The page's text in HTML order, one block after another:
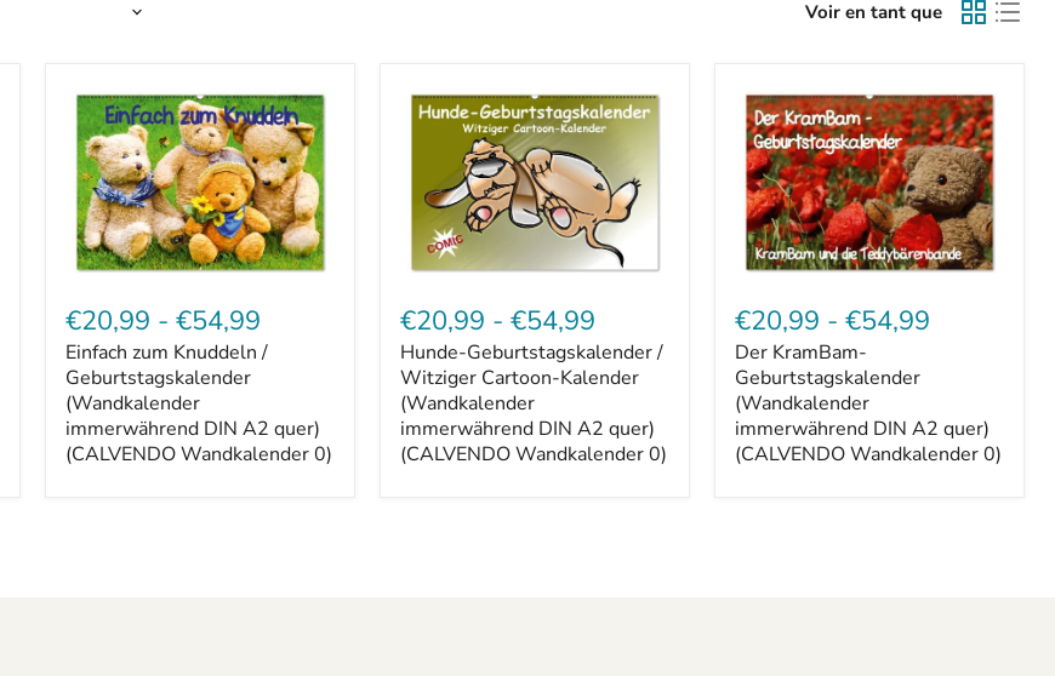
Voir en tant que
zum
Knuddeln
/
Geburtstagskalender
(Wandkalender
immerwährend
DIN
A2
€20,99 - €54,99
Einfach zum Knuddeln /
Geburtstagskalender
(Wandkalender
immerwährend DIN A2 quer)
(CALVENDO Wandkalender 0)
Geburtstagskalender
/
Witziger
Cartoon-
Kalender
(Wandkalender
immerwährend
DIN
€20,99 - €54,99
Hunde-Geburtstagskalender /
Witziger Cartoon-Kalender
(Wandkalender
immerwährend DIN A2 quer)
(CALVENDO Wandkalender 0)
KramBam-
Geburtstagskalender
(Wandkalender
immerwährend
DIN
A2
quer)
(CALVENDO
€20,99 - €54,99
Der KramBam-
Geburtstagskalender
(Wandkalender
immerwährend DIN A2 quer)
(CALVENDO Wandkalender 0)